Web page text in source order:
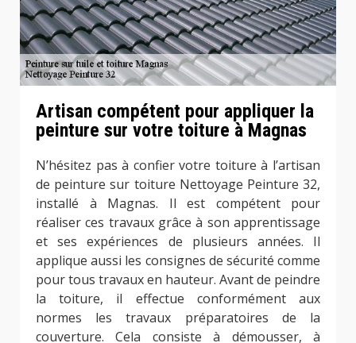
Artisan compétent pour appliquer la
peinture sur votre toiture à Magnas
N’hésitez pas à confier votre toiture à l’artisan
de peinture sur toiture Nettoyage Peinture 32,
installé à Magnas. Il est compétent pour
réaliser ces travaux grâce à son apprentissage
et ses expériences de plusieurs années. Il
applique aussi les consignes de sécurité comme
pour tous travaux en hauteur. Avant de peindre
la toiture, il effectue conformément aux
normes les travaux préparatoires de la
couverture. Cela consiste à démousser, à